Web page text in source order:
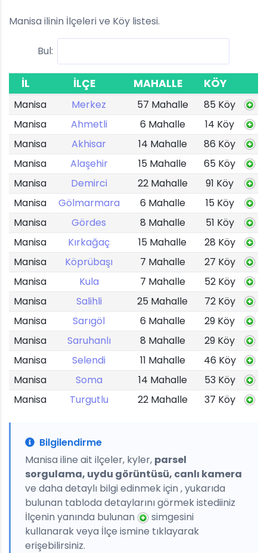
Manisa ilinin İlçeleri ve Köy listesi.
Bul:
İL İLÇE MAHALLE KÖY
Manisa Merkez 57 Mahalle
85 Köy
Manisa
Ahmetli 6 Mahalle
14 Köy
Manisa
Akhisar 14 Mahalle
86 Köy
Manisa
Alaşehir 15 Mahalle
65 Köy
Manisa
Demirci 22 Mahalle
91 Köy
Manisa
Gölmarmara 6 Mahalle
15 Köy
Manisa
Gördes 8 Mahalle
51 Köy
Manisa
Kırkağaç 15 Mahalle
28 Köy
Manisa
Köprübaşı 7 Mahalle
27 Köy
Manisa
Kula 7 Mahalle
52 Köy
Manisa
Salihli 25 Mahalle
72 Köy
Manisa
Sarıgöl 6 Mahalle
29 Köy
Manisa
Saruhanlı 8 Mahalle
29 Köy
Manisa
Selendi 11 Mahalle
46 Köy
Manisa
Soma 14 Mahalle
53 Köy
Manisa
Turgutlu 22 Mahalle 37 Köy
Bilgilendirme
Manisa iline ait ilçeler, kyler, parsel
sorgulama, uydu görüntüsü, canlı kamera
ve daha detaylı bilgi edinmek için , yukarıda
bulunan tabloda detaylarını görmek istediiniz
İlçenin yanında bulunan
simgesini
kullanarak veya İlçe ismine tıklayarak
erişebilirsiniz.